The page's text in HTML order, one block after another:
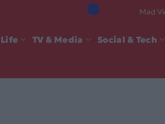
Mad
Life TV & Media Social & Tech